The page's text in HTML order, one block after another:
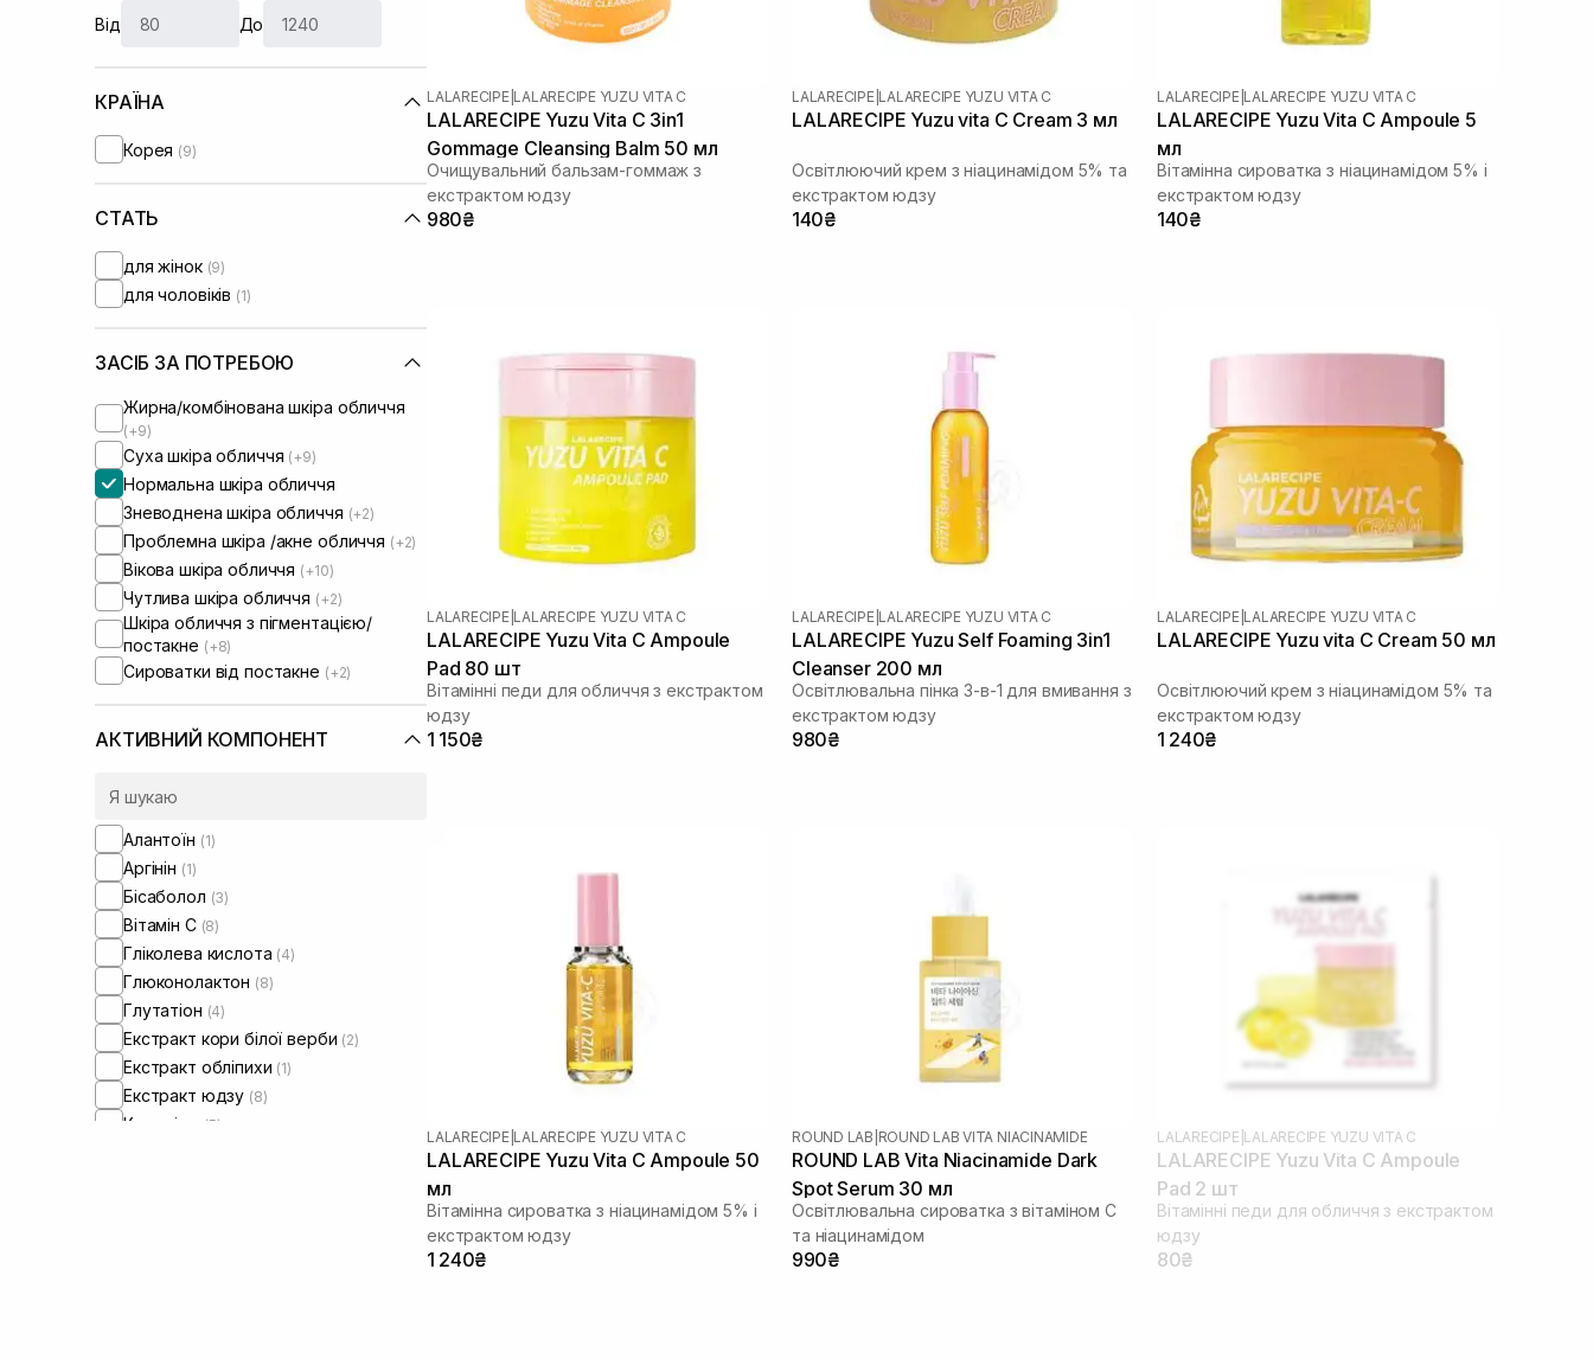
Від До
КРАЇНА
Корея (9)
СТАТЬ
для жінок (9)
для чоловіків (1)
ЗАСІБ ЗА ПОТРЕБОЮ
Жирна/комбінована шкіра обличчя
(+9)
Суха шкіра обличчя (+9)
Нормальна шкіра обличчя
Зневоднена шкіра обличчя (+2)
Проблемна шкіра /акне обличчя (+2)
Вікова шкіра обличчя (+10)
Чутлива шкіра обличчя (+2)
Шкіра обличчя з пігментацією/
постакне (+8)
Сироватки від постакне (+2)
АКТИВНИЙ КОМПОНЕНТ
Алантоїн (1)
Аргінін (1)
Бісаболол (3)
Вітамін C (8)
Гліколева кислота (4)
Глюконолактон (8)
Глутатіон (4)
Екстракт кори білої верби (2)
Екстракт обліпихи (1)
Екстракт юдзу (8)
Кераміди (5)
LALARECIPE LALARECIPE YUZU VITA C
LALARECIPE Yuzu Vita C 3in1
Gommage Cleansing Balm 50 мл
Очищувальний бальзам-гоммаж з
екстрактом юдзу
980₴
LALARECIPE LALARECIPE YUZU VITA C
LALARECIPE Yuzu vita C Cream 3 мл
Освітлюючий крем з ніацинамідом 5% та
екстрактом юдзу
140₴
LALARECIPE LALARECIPE YUZU VITA C
LALARECIPE Yuzu Vita C Ampoule 5
мл
Вітамінна сироватка з ніацинамідом 5% і
екстрактом юдзу
140₴
LALARECIPE LALARECIPE YUZU VITA C
LALARECIPE Yuzu Vita C Ampoule
Pad 80 шт
Вітамінні педи для обличчя з екстрактом
юдзу
1 150₴
LALARECIPE LALARECIPE YUZU VITA C
LALARECIPE Yuzu Self Foaming 3in1
Cleanser 200 мл
Освітлювальна пінка 3-в-1 для вмивання з
екстрактом юдзу
980₴
LALARECIPE LALARECIPE YUZU VITA C
LALARECIPE Yuzu vita C Cream 50 мл
Освітлюючий крем з ніацинамідом 5% та
екстрактом юдзу
1 240₴
LALARECIPE LALARECIPE YUZU VITA C
LALARECIPE Yuzu Vita C Ampoule 50
мл
Вітамінна сироватка з ніацинамідом 5% і
екстрактом юдзу
1 240₴
ROUND LAB ROUND LAB VITA NIACINAMIDE
ROUND LAB Vita Niacinamide Dark
Spot Serum 30 мл
Освітлювальна сироватка з вітаміном C
та ніацинамідом
990₴
LALARECIPE LALARECIPE YUZU VITA C
LALARECIPE Yuzu Vita C Ampoule
Pad 2 шт
Вітамінні педи для обличчя з екстрактом
юдзу
80₴